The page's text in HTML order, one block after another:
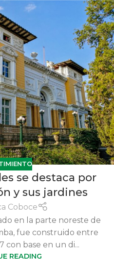
se destaca por
y sus jardines
Coboce
en la parte noreste de
fue construido entre
con base en un di...
READING